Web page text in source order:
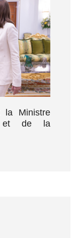
la Ministre
et de la